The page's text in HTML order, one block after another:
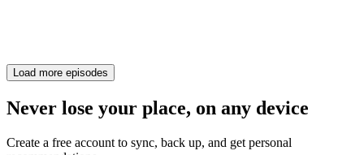
Load more episodes
Never lose your place, on any device
Create a free account to sync, back up, and get personal